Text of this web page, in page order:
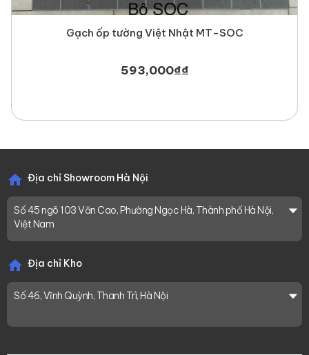
Gạch ốp tường Việt Nhật MT-SOC
593,000₫₫
Địa chỉ Showroom Hà Nội
Số 45 ngõ 103 Văn Cao, Phường Ngọc Hà, Thành phố Hà Nội,
Việt Nam
Địa chỉ Kho
Số 46, Vĩnh Quỳnh, Thanh Trì, Hà Nội